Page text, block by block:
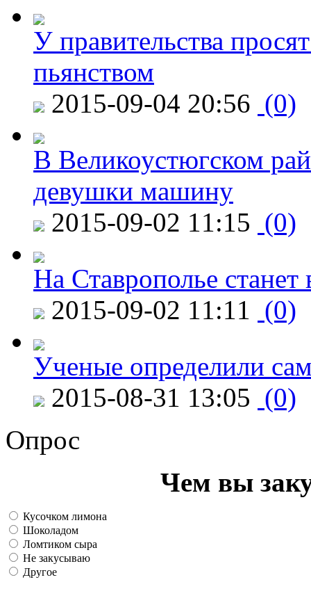
У правительства
пьянством
2015-09-04 20:56 (0)
В Великоустюгском
девушки машину
2015-09-02 11:15 (0)
На Ставрополье
2015-09-02 11:11 (0)
Ученые определили
2015-08-31 13:05 (0)
Опрос
Чем вы
Кусочком лимона
Шоколадом
Ломтиком сыра
Не закусываю
Другое